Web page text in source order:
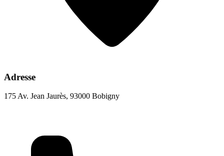
Adresse
175 Av. Jean Jaurès, 93000 Bobigny